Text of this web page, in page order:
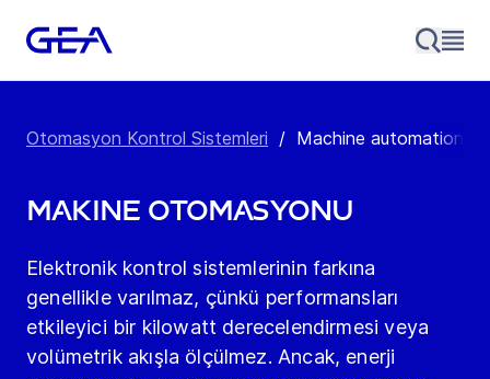
Otomasyon Kontrol Sistemleri / Machine automation &
Makine Otomasyonu
Elektronik kontrol sistemlerinin farkına
genellikle varılmaz, çünkü performansları
etkileyici bir kilowatt derecelendirmesi veya
volümetrik akışla ölçülmez. Ancak, enerji